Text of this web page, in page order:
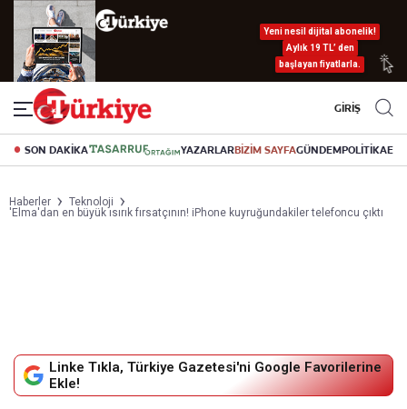
Yeni nesil dijital abonelik!
Aylık 19 TL’ den
başlayan fiyatlarla.
GİRİŞ
SON DAKİKA YAZARLARBİZİM SAYFAGÜNDEMPOLİTİKA
Haberler
Teknoloji
'Elma'dan en büyük ısırık fırsatçının! iPhone kuyruğundakiler telefoncu çıktı
Linke Tıkla, Türkiye Gazetesi'ni Google Favorilerine
Ekle!